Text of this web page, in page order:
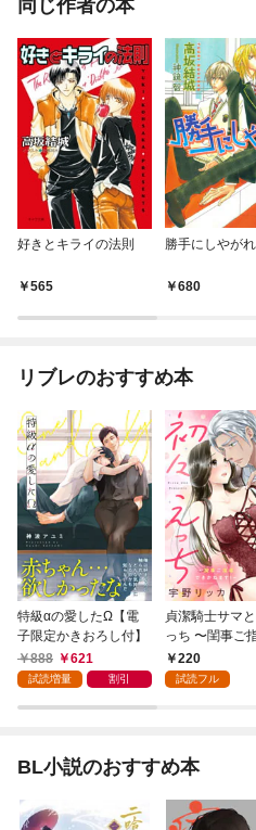
同じ作者の本
好きとキライの法則
565
勝手にしやがれ
680
リブレのおすすめ本
特級αの愛したΩ【電
子限定かきおろし付】
888
621
試読増量 割引
貞潔騎士サマ
っち 〜閨事ご
かねます！〜（
220
試読フル
BL小説のおすすめ本